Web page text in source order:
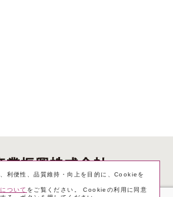
利便性、品質維持・向上を目的に、Cookieを
ついて をご覧ください。 Cookieの利用に同意
針 サイトのご利用にあたって